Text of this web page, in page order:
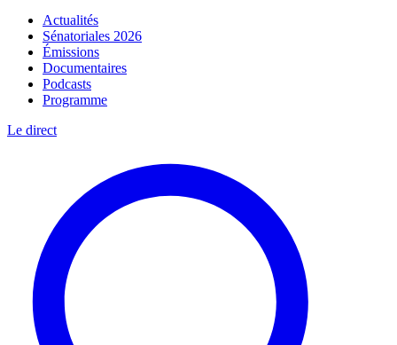
Actualités
Sénatoriales 2026
Émissions
Documentaires
Podcasts
Programme
Le direct